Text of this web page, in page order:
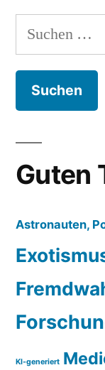
Suchen
nach:
Guten
Astronauten,
KI-generiert